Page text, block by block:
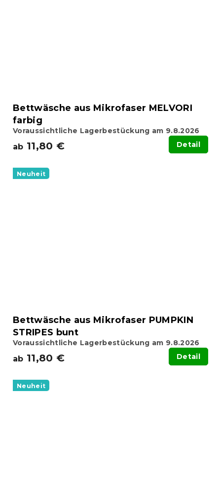
Bettwäsche aus Mikrofaser MELVORI
farbig
Voraussichtliche Lagerbestückung am 9.8.2026
ab 11,80 € Detail
Neuheit
Bettwäsche aus Mikrofaser PUMPKIN
STRIPES bunt
Voraussichtliche Lagerbestückung am 9.8.2026
ab 11,80 € Detail
Neuheit